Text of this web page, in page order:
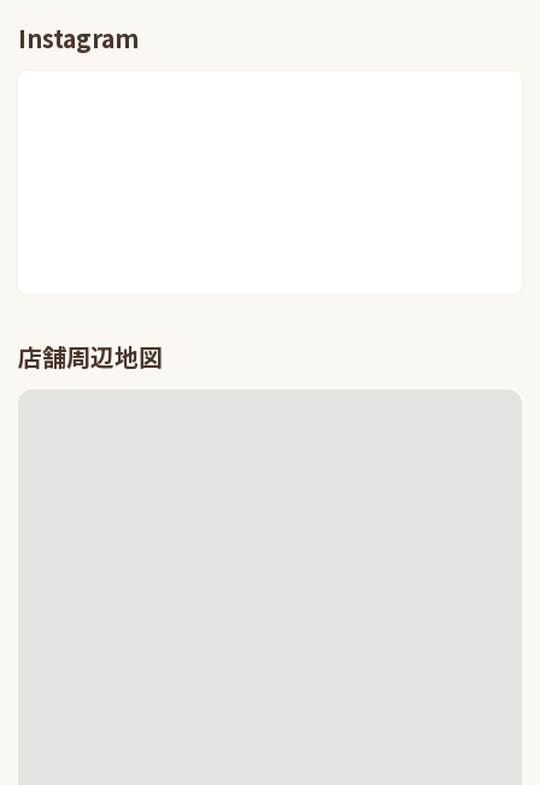
Instagram
店舗周辺地図